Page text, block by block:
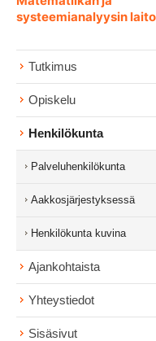
systeemianalyysin
Tutkimus
Opiskelu
Henkilökunta
Palveluhenkilökunta
Aakkosjärjestyksessä
Henkilökunta kuvina
Ajankohtaista
Yhteystiedot
Sisäsivut